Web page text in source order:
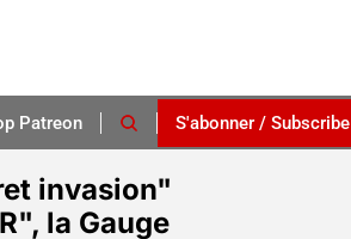
Patreon S'abonner / Subscribe
invasion"
la Gauge